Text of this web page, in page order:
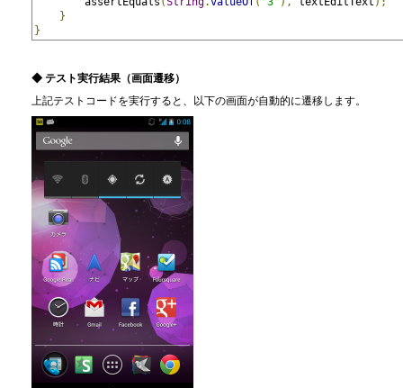
}
}
◆ テスト実行結果（画面遷移）
上記テストコードを実行すると、以下の画面が自動的に遷移します。